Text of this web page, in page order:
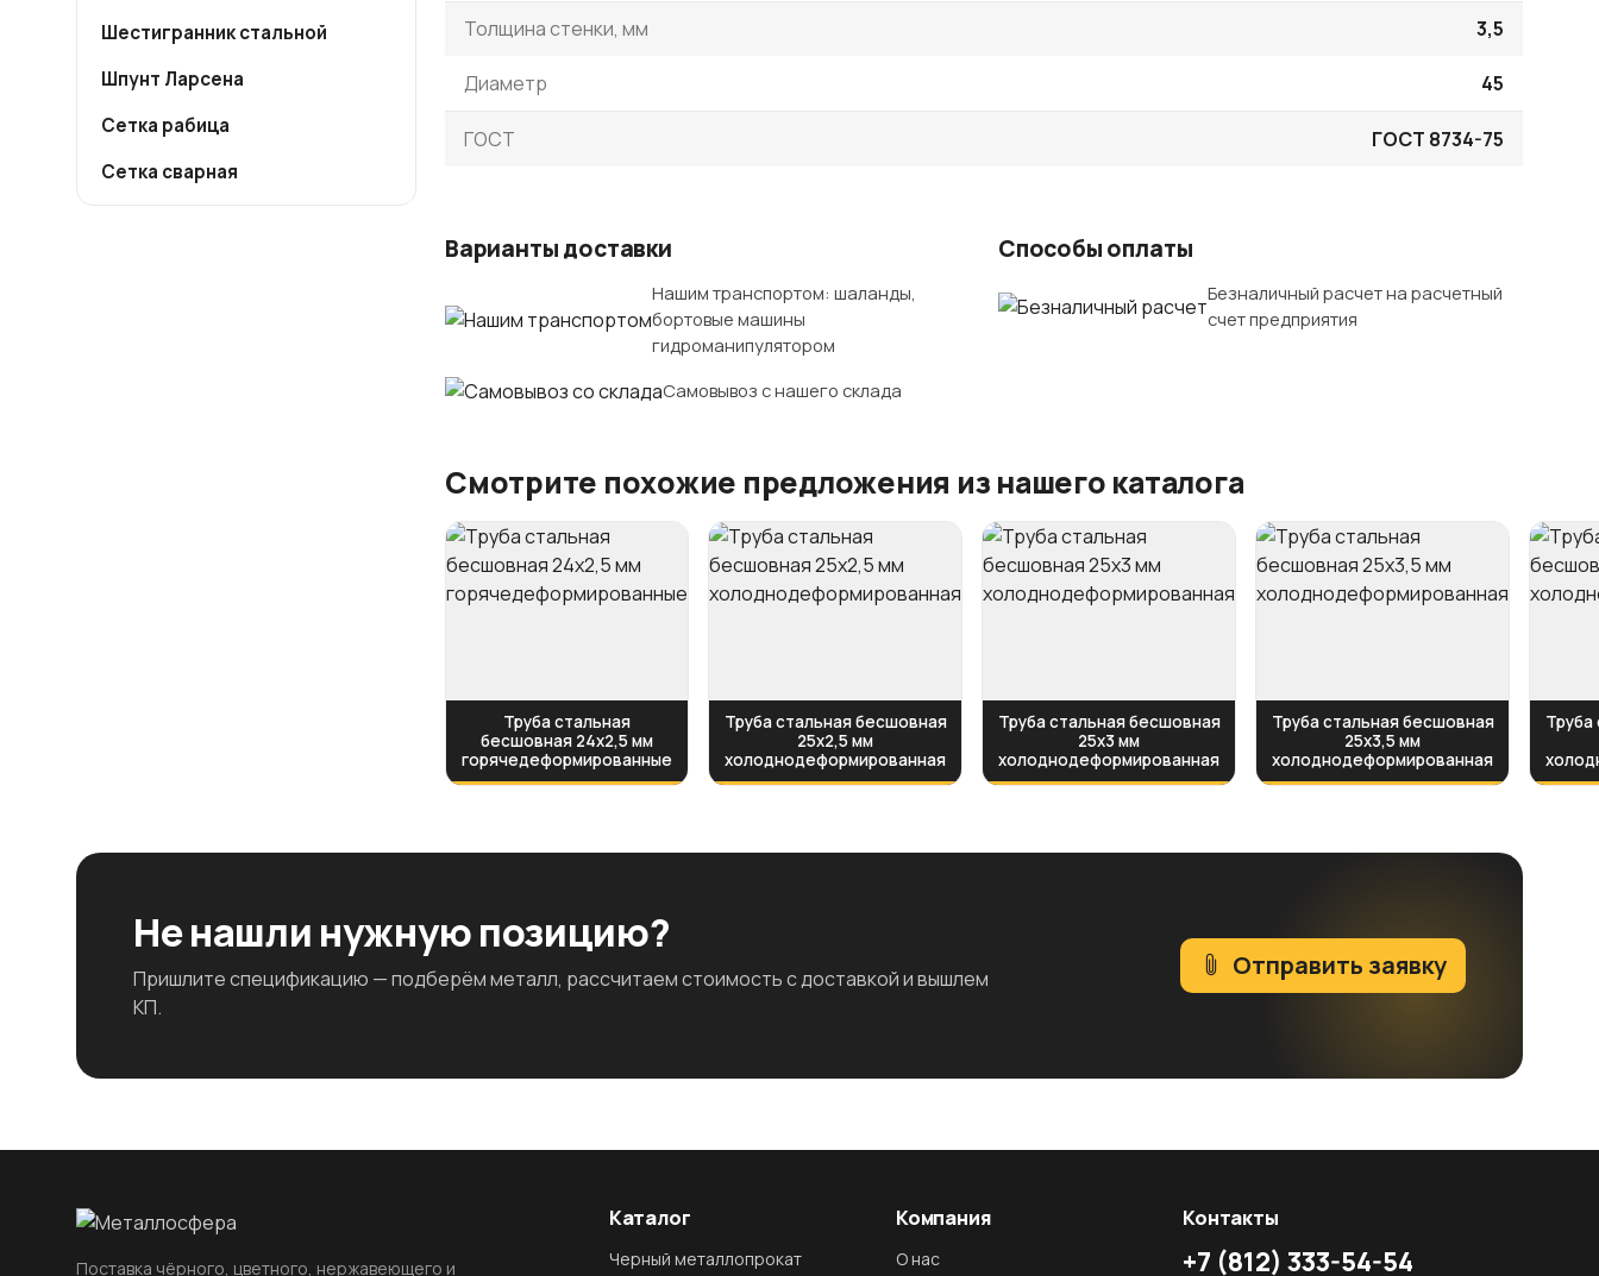
Шестигранник стальной
Шпунт Ларсена
Сетка рабица
Сетка сварная
Толщина стенки, мм 3,5
Диаметр 45
ГОСТ ГОСТ 8734-75
Варианты доставки
Нашим транспортом: шаланды,
бортовые машины
гидроманипулятором
Самовывоз с нашего склада
Способы оплаты
Безналичный расчет на расчетный
счет предприятия
Смотрите похожие предложения из нашего каталога
Труба стальная
бесшовная 24х2,5 мм
горячедеформированные
Труба стальная бесшовная
25х2,5 мм
холоднодеформированная
Труба стальная бесшовная
25х3 мм
холоднодеформированная
Труба стальная бесшовная
25х3,5 мм
холоднодеформированная
Труба
Не нашли нужную позицию?
Пришлите спецификацию — подберём металл, рассчитаем стоимость с доставкой и вышлем
КП.
Отправить заявку
Поставка чёрного, цветного, нержавеющего и
Каталог
Черный металлопрокат
Компания
О нас
Контакты
+7 (812) 333-54-54